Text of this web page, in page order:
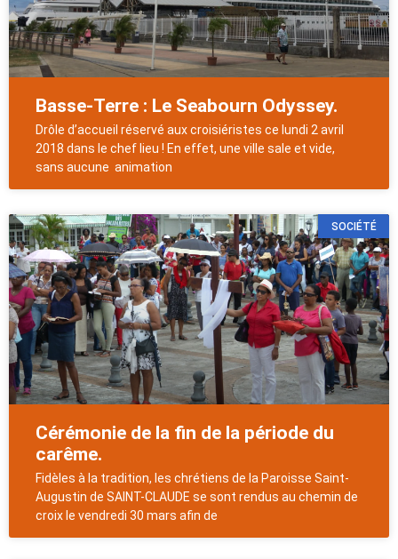
Basse-Terre : Le Seabourn Odyssey.
Drôle d’accueil réservé aux croisiéristes ce lundi 2 avril
2018 dans le chef lieu ! En effet, une ville sale et vide,
sans aucune animation
SOCIÉTÉ
Cérémonie de la fin de la période du
carême.
Fidèles à la tradition, les chrétiens de la Paroisse Saint-
Augustin de SAINT-CLAUDE se sont rendus au chemin de
croix le vendredi 30 mars afin de